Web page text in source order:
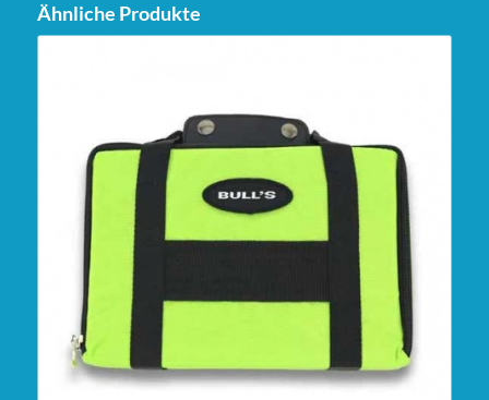
Ähnliche Produkte